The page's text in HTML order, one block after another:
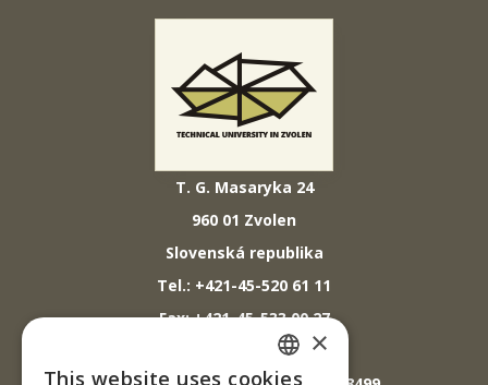
T. G. Masaryka 24
960 01 Zvolen
Slovenská republika
Tel.: +421-45-520 61 11
Fax: +421-45-533 00 27
E-mail: info@tuzvo.sk
×
This website uses cookies